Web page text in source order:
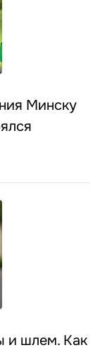
Минску
и шлем. Как